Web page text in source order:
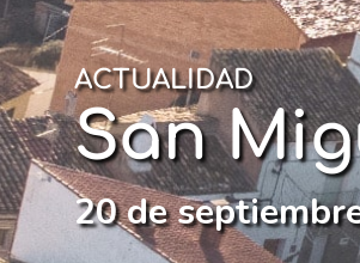
ACTUALIDAD
San
20 de